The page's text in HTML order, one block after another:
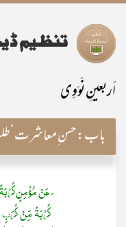
اَربعینِ نَوَوِی
باب:حسن ِمعاشرت‘طلب ِعلم
عَنْ مُؤْمِنٍ
کُرْبَۃً مِّنْ